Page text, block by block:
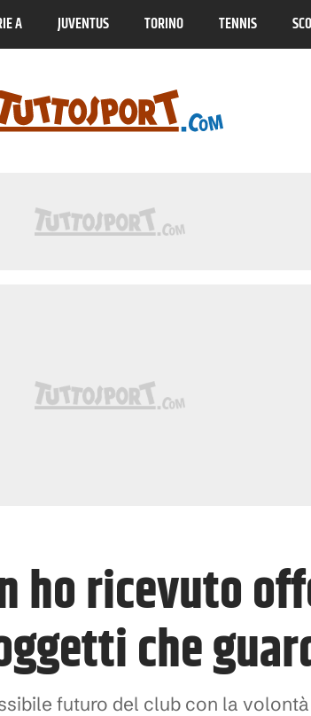
A JUVENTUS TORINO TENNIS
ho ricevuto
che
futuro del club con la